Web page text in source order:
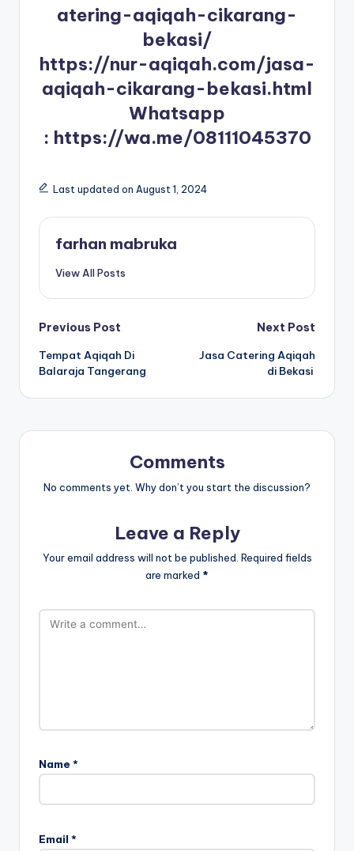
atering-aqiqah-cikarang-
bekasi/
https://nur-aqiqah.com/jasa-
aqiqah-cikarang-bekasi.html
Whatsapp
: https://wa.me/08111045370
Last updated on August 1, 2024
farhan mabruka
View All Posts
Post
navigation
Previous Post
Tempat Aqiqah Di
Balaraja Tangerang
Next Post
Jasa Catering Aqiqah
di Bekasi
Comments
No comments yet. Why don’t you start the discussion?
Leave a Reply
Your email address will not be published. Required fields
are marked *
Name *
Email *